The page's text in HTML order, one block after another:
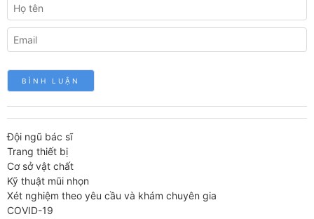
Đội ngũ bác sĩ
Trang thiết bị
Cơ sở vật chất
Kỹ thuật mũi nhọn
Xét nghiệm theo yêu cầu và khám chuyên gia
COVID-19